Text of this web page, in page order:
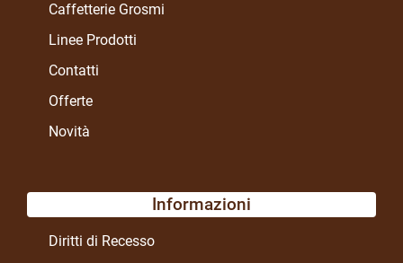
Caffetterie Grosmi
Linee Prodotti
Contatti
Offerte
Novità
Informazioni
Diritti di Recesso